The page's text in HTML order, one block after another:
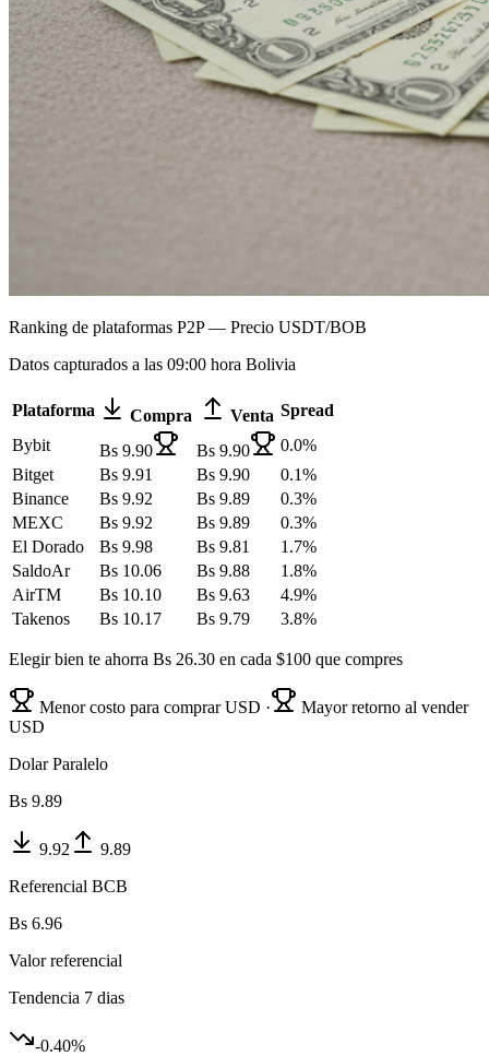
Ranking de plataformas P2P — Precio USDT/BOB
Datos capturados a las 09:00 hora Bolivia
Plataforma Compra Venta Spread
Bybit
Bs 9.90 Bs 9.90 0.0%
Bitget
Bs 9.91 Bs 9.90 0.1%
Binance
Bs 9.92 Bs 9.89 0.3%
MEXC
Bs 9.92 Bs 9.89 0.3%
El Dorado
Bs 9.98 Bs 9.81 1.7%
SaldoAr
Bs 10.06 Bs 9.88 1.8%
AirTM
Bs 10.10 Bs 9.63 4.9%
Takenos
Bs 10.17 Bs 9.79 3.8%
Elegir bien te ahorra Bs 26.30 en cada $100 que compres
Menor costo para comprar USD ·
Mayor retorno al vender
USD
Dolar Paralelo
Bs 9.89
9.92
9.89
Referencial BCB
Bs 6.96
Valor referencial
Tendencia 7 dias
-0.40%